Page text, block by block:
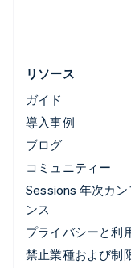
リソース
ガイド
導入事例
ブログ
コミュニティー
Sessions 年次カン
ンス
プライバシーと利
禁止業種および制